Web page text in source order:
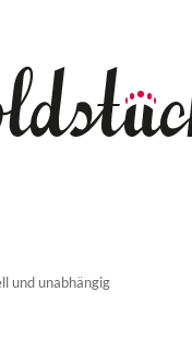
und unabhängig